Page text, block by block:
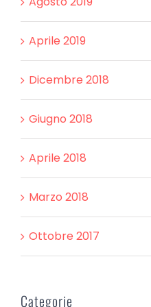
Aprile 2019
Dicembre 2018
Giugno 2018
Aprile 2018
Marzo 2018
Ottobre 2017
Categorie